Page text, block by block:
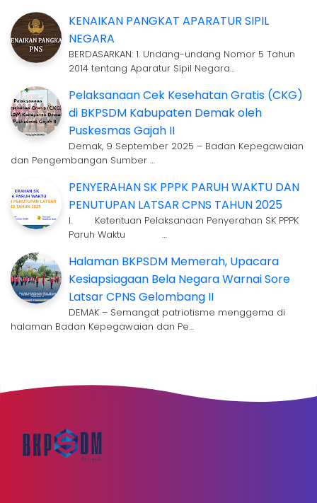
KENAIKAN PANGKAT APARATUR SIPIL
NEGARA
BERDASARKAN: 1. Undang-undang Nomor 5 Tahun
2014 tentang Aparatur Sipil Negara…
Pelaksanaan Cek Kesehatan Gratis (CKG)
di BKPSDM Kabupaten Demak oleh
Puskesmas Gajah II
Demak, 9 September 2025 – Badan Kepegawaian
dan Pengembangan Sumber …
PENYERAHAN SK PPPK PARUH WAKTU DAN
PENUTUPAN LATSAR CPNS TAHUN 2025
I. Ketentuan Pelaksanaan Penyerahan SK PPPK
Paruh Waktu …
Halaman BKPSDM Memerah, Upacara
Kesiapsiagaan Bela Negara Warnai Sore
Latsar CPNS Gelombang II
DEMAK – Semangat patriotisme menggema di
halaman Badan Kepegawaian dan Pe…